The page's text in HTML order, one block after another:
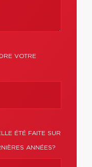
VOTRE
ÉTÉ FAITE SUR
ANNÉES?